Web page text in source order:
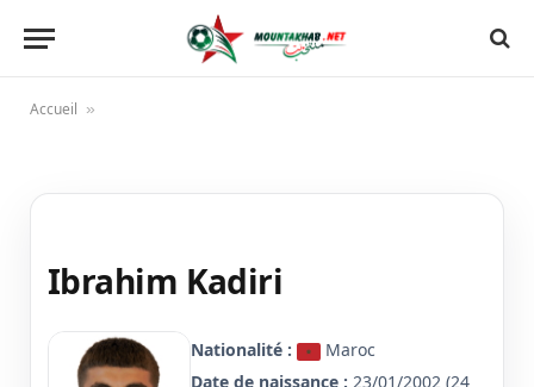
Accueil »
Ibrahim Kadiri
Nationalité :
Maroc
Date de naissance : 23/01/2002 (24